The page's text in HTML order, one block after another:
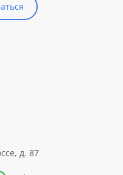
д. 87